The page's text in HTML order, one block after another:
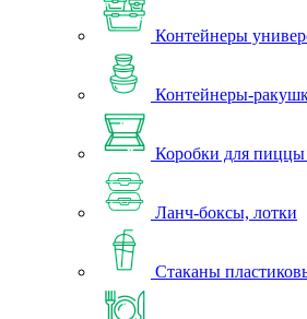
Контейнеры
Контейнеры-
Коробки для пиццы
Ланч-боксы, лотки
Стаканы